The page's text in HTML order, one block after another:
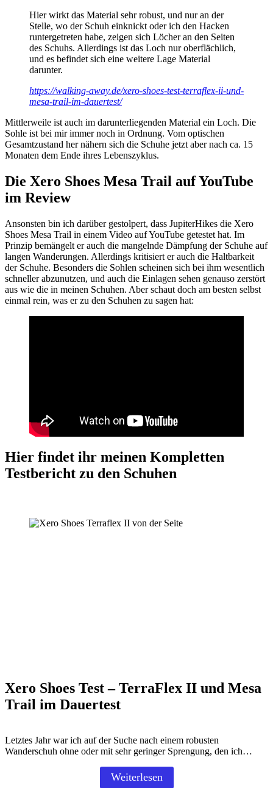
Hier wirkt das Material sehr robust, und nur an der
Stelle, wo der Schuh einknickt oder ich den Hacken
runtergetreten habe, zeigen sich Löcher an den Seiten
des Schuhs. Allerdings ist das Loch nur oberflächlich,
und es befindet sich eine weitere Lage Material
darunter.
https://walking-away.de/xero-shoes-test-terraflex-ii-und-
mesa-trail-im-dauertest/
Mittlerweile ist auch im darunterliegenden Material ein Loch. Die
Sohle ist bei mir immer noch in Ordnung. Vom optischen
Gesamtzustand her nähern sich die Schuhe jetzt aber nach ca. 15
Monaten dem Ende ihres Lebenszyklus.
Die Xero Shoes Mesa Trail auf YouTube
im Review
Ansonsten bin ich darüber gestolpert, dass JupiterHikes die Xero
Shoes Mesa Trail in einem Video auf YouTube getestet hat. Im
Prinzip bemängelt er auch die mangelnde Dämpfung der Schuhe auf
langen Wanderungen. Allerdings kritisiert er auch die Haltbarkeit
der Schuhe. Besonders die Sohlen scheinen sich bei ihm wesentlich
schneller abzunutzen, und auch die Einlagen sehen genauso zerstört
aus wie die in meinen Schuhen. Aber schaut doch am besten selbst
einmal rein, was er zu den Schuhen zu sagen hat:
Hier findet ihr meinen Kompletten
Testbericht zu den Schuhen
Xero Shoes Test – TerraFlex II und Mesa
Trail im Dauertest
Letztes Jahr war ich auf der Suche nach einem robusten
Wanderschuh ohne oder mit sehr geringer Sprengung, den ich…
Weiterlesen